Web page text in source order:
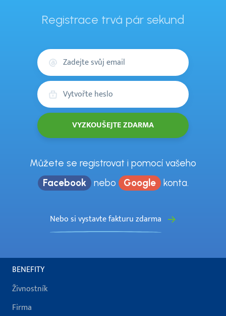
Registrace trvá pár sekund
Váš
Můžete se registrovat i pomocí vašeho
Facebook nebo Google konta.
Nebo si vystavte fakturu zdarma
BENEFITY
Živnostník
Firma